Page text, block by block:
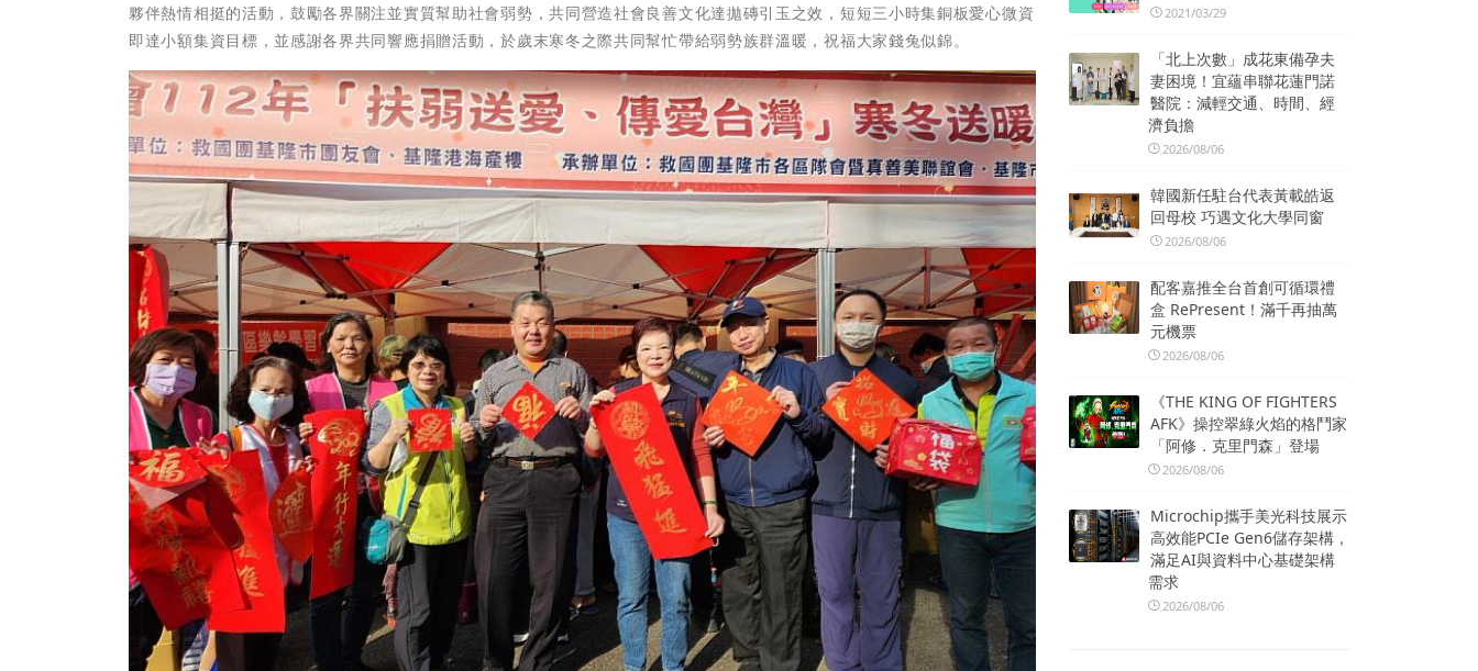
夥伴熱情相挺的活動，鼓勵各界關注並實質幫助社會弱勢，共同營造社會良善文化達拋磚引玉之效，短短三小時集銅板愛心微資
即達小額集資目標，並感謝各界共同響應捐贈活動，於歲末寒冬之際共同幫忙帶給弱勢族群溫暖，祝福大家錢兔似錦。
2021/03/29
「北上次數」成花東備孕夫
妻困境！宜蘊串聯花蓮門諾
醫院：減輕交通、時間、經
濟負擔
2026/08/06
韓國新任駐台代表黃載皓返
回母校 巧遇文化大學同窗
2026/08/06
配客嘉推全台首創可循環禮
盒 RePresent！滿千再抽萬
元機票
2026/08/06
《THE KING OF FIGHTERS
AFK》操控翠綠火焰的格鬥家
「阿修．克里門森」登場
2026/08/06
Microchip攜手美光科技展示
高效能PCIe Gen6儲存架構，
滿足AI與資料中心基礎架構
需求
2026/08/06